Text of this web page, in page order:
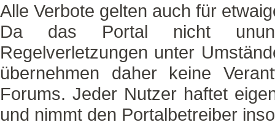
Alle Verbote gelten auch für
Da das Portal nicht
Regelverletzungen unter
übernehmen daher keine
Forums. Jeder Nutzer haftet
und nimmt den Portalbetreiber